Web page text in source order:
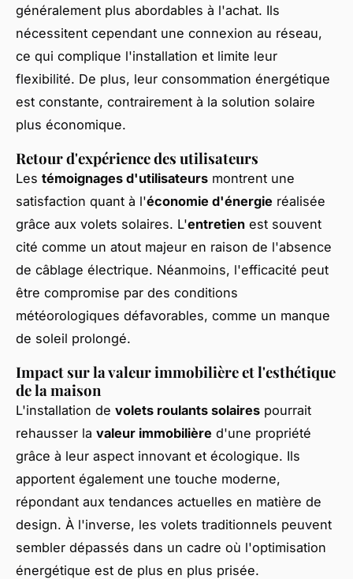
généralement plus abordables à l'achat. Ils
nécessitent cependant une connexion au réseau,
ce qui complique l'installation et limite leur
flexibilité. De plus, leur consommation énergétique
est constante, contrairement à la solution solaire
plus économique.
Retour d'expérience des utilisateurs
Les témoignages d'utilisateurs montrent une
satisfaction quant à l'économie d'énergie réalisée
grâce aux volets solaires. L'entretien est souvent
cité comme un atout majeur en raison de l'absence
de câblage électrique. Néanmoins, l'efficacité peut
être compromise par des conditions
météorologiques défavorables, comme un manque
de soleil prolongé.
Impact sur la valeur immobilière et l'esthétique
de la maison
L'installation de volets roulants solaires pourrait
rehausser la valeur immobilière d'une propriété
grâce à leur aspect innovant et écologique. Ils
apportent également une touche moderne,
répondant aux tendances actuelles en matière de
design. À l'inverse, les volets traditionnels peuvent
sembler dépassés dans un cadre où l'optimisation
énergétique est de plus en plus prisée.